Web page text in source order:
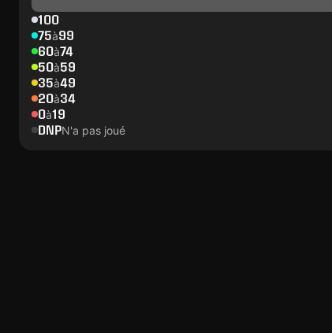
100
75à99
60à74
50à59
35à49
20à34
0à19
DNPN'a pas joué